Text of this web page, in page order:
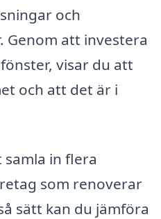
och
Genom att investera
visar du att
och att det är i
in flera
som renoverar
sätt kan du jämföra